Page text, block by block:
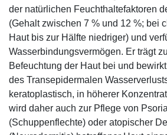
der natürlichen Feuchthaltefaktoren
(Gehalt zwischen 7 % und 12 %; bei
Haut bis zur Hälfte niedriger) und
Wasserbindungsvermögen. Er trägt
Befeuchtung der Haut bei und
des Transepidermalen
keratoplastisch, in höherer
wird daher auch zur Pflege von
(Schuppenflechte) oder atopischer